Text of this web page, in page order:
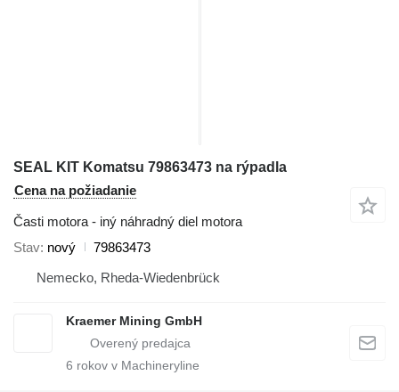
SEAL KIT Komatsu 79863473 na rýpadla
Cena na požiadanie
Časti motora - iný náhradný diel motora
Stav nový
79863473
Nemecko, Rheda-Wiedenbrück
Kraemer Mining GmbH
6 rokov v Machineryline